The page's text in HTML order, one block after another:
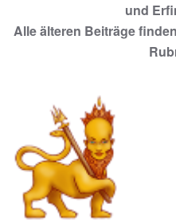
und
Alle älteren Beiträge